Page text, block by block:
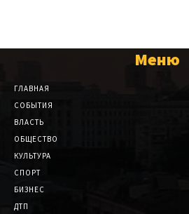
Меню
ГЛАВНАЯ
СОБЫТИЯ
ВЛАСТЬ
ОБЩЕСТВО
КУЛЬТУРА
СПОРТ
БИЗНЕС
ДТП